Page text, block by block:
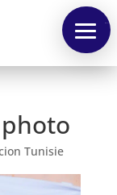
Tunisie